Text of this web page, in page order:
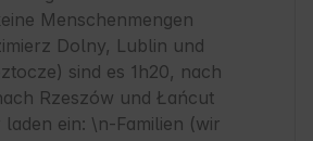
Menschenmengen
Dolny, Lublin und
sind es 1h20, nach
Rzeszów und Łańcut
laden ein: \n-Familien (wir